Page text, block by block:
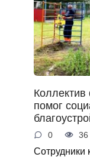
Коллектив
помог
0 36
Сотрудники